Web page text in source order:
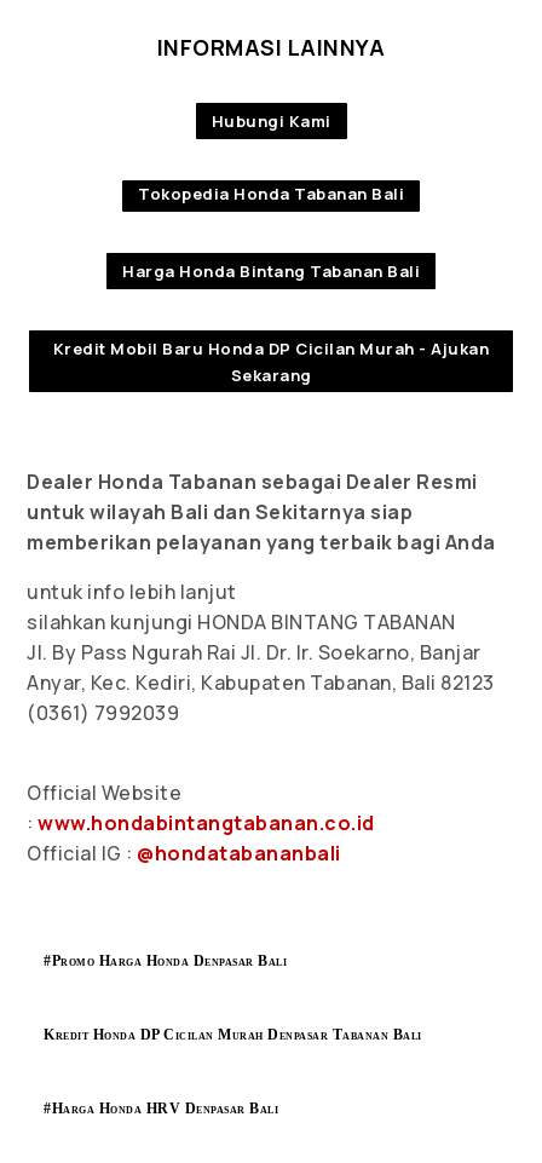
INFORMASI LAINNYA
Hubungi Kami
Tokopedia Honda Tabanan Bali
Harga Honda Bintang Tabanan Bali
Kredit Mobil Baru Honda DP Cicilan Murah - Ajukan
Sekarang
Dealer Honda Tabanan sebagai Dealer Resmi
untuk wilayah Bali dan Sekitarnya siap
memberikan pelayanan yang terbaik bagi Anda
untuk info lebih lanjut
silahkan kunjungi HONDA BINTANG TABANAN
Jl. By Pass Ngurah Rai Jl. Dr. Ir. Soekarno, Banjar
Anyar, Kec. Kediri, Kabupaten Tabanan, Bali 82123
(0361) 7992039
Official Website
:www.hondabintangtabanan.co.id
Official IG : @hondatabananbali
#Promo Harga Honda Denpasar Bali
Kredit Honda DP Cicilan Murah Denpasar Tabanan Bali
#Harga Honda HRV Denpasar Bali